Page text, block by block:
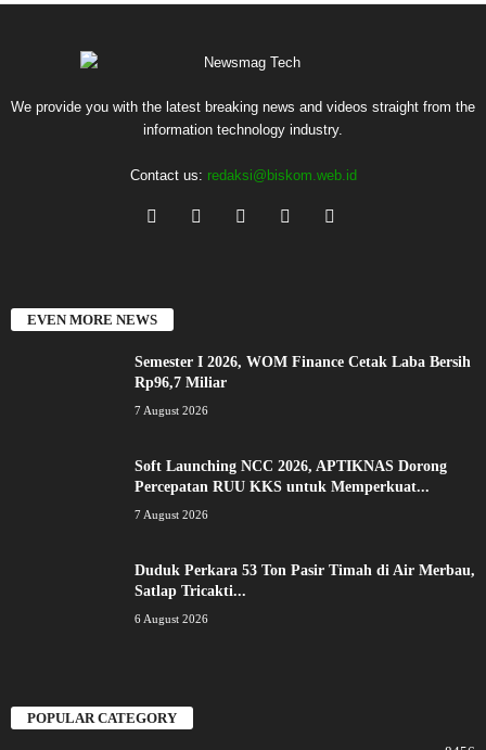
We provide you with the latest breaking news and videos straight from the
information technology industry.
Contact us: redaksi@biskom.web.id
EVEN MORE NEWS
Semester I 2026, WOM Finance Cetak Laba Bersih
Rp96,7 Miliar
7 August 2026
Soft Launching NCC 2026, APTIKNAS Dorong
Percepatan RUU KKS untuk Memperkuat...
7 August 2026
Duduk Perkara 53 Ton Pasir Timah di Air Merbau,
Satlap Tricakti...
6 August 2026
POPULAR CATEGORY